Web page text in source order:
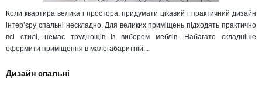
Коли квартира велика і простора, придумати цікавий і практичний дизайн
інтер’єру спальні нескладно. Для великих приміщень підходять практично
всі стилі, немає труднощів із вибором меблів. Набагато складніше
оформити приміщення в малогабаритній...
Дизайн спальні